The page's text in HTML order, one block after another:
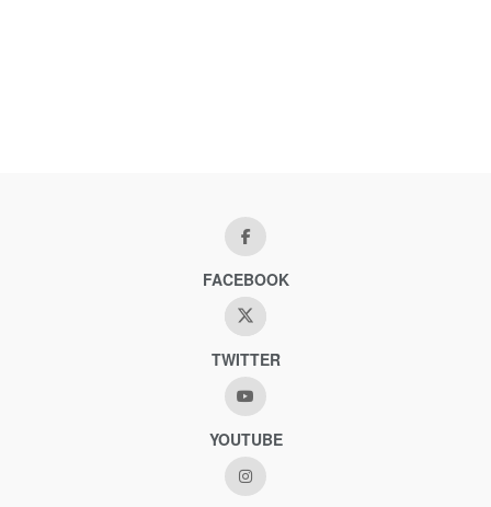
FACEBOOK
TWITTER
YOUTUBE